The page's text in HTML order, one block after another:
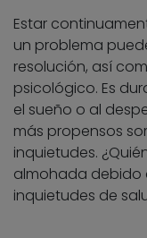
Estar
un problema
resolución, así
psicológico. Es
el sueño o al
más propensos
inquietudes.
almohada debido
inquietudes de